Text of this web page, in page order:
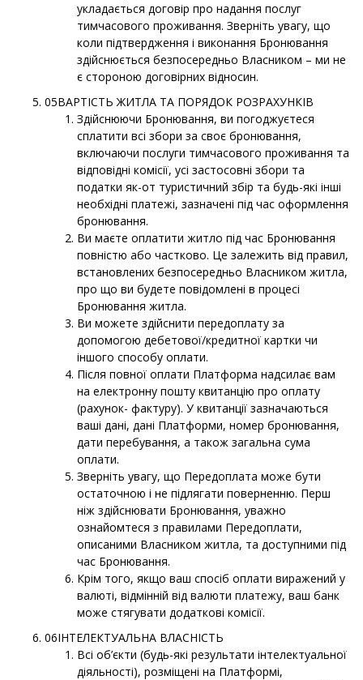
укладається договір про надання послуг
тимчасового проживання. Зверніть увагу, що
коли підтвердження і виконання Бронювання
здійснюється безпосередньо Власником – ми не
є стороною договірних відносин.
05ВАРТІСТЬ ЖИТЛА ТА ПОРЯДОК РОЗРАХУНКІВ
Здійснюючи Бронювання, ви погоджуєтеся
сплатити всі збори за своє бронювання,
включаючи послуги тимчасового проживання та
відповідні комісії, усі застосовні збори та
податки як-от туристичний збір та будь-які інші
необхідні платежі, зазначені під час оформлення
бронювання.
Ви маєте оплатити житло під час Бронювання
повністю або частково. Це залежить від правил,
встановлених безпосередньо Власником житла,
про що ви будете повідомлені в процесі
Бронювання житла.
Ви можете здійснити передоплату за
допомогою дебетової/кредитної картки чи
іншого способу оплати.
Після повної оплати Платформа надсилає вам
на електронну пошту квитанцію про оплату
(рахунок- фактуру). У квитанції зазначаються
ваші дані, дані Платформи, номер бронювання,
дати перебування, а також загальна сума
оплати.
Зверніть увагу, що Передоплата може бути
остаточною і не підлягати поверненню. Перш
ніж здійснювати Бронювання, уважно
ознайомтеся з правилами Передоплати,
описаними Власником житла, та доступними під
час Бронювання.
Крім того, якщо ваш спосіб оплати виражений у
валюті, відмінній від валюти платежу, ваш банк
може стягувати додаткові комісії.
06ІНТЕЛЕКТУАЛЬНА ВЛАСНІСТЬ
Всі об’єкти (будь-які результати інтелектуальної
діяльності), розміщені на Платформі,